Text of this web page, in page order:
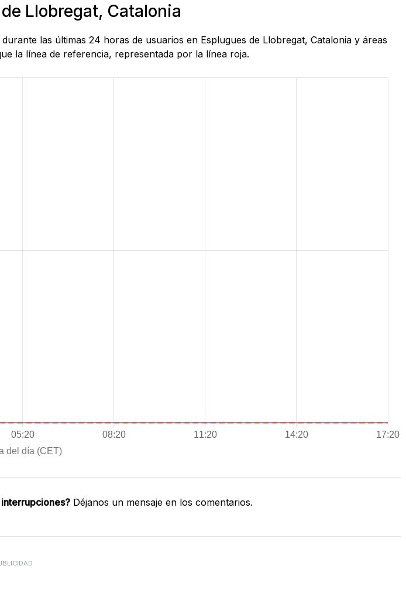
Llobregat, Catalonia
las últimas 24 horas de usuarios en Esplugues de Llobregat, Catalonia y áreas
la línea de referencia, representada por la línea roja.
Déjanos un mensaje en los comentarios.